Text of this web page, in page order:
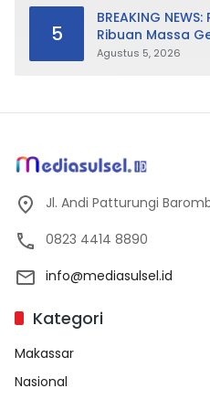
5
BREAKING
Ribuan Massa
Cabut Perda LAD
Agustus 5, 2026
Jl. Andi Patturungi
0823 4414 8890
info@mediasulsel.id
Kategori
Makassar
Nasional